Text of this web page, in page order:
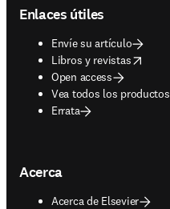
Enlaces útiles
Envíe su artículo
Libros y revistas
opens in new tab/window
Open access
Vea todos los productos
Errata
Acerca
Acerca de Elsevier